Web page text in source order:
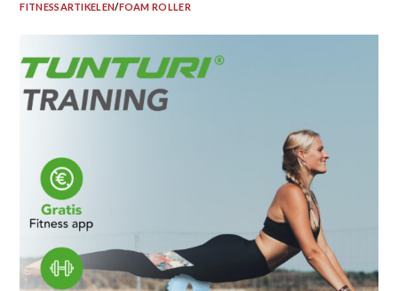
FITNESSARTIKELEN/FOAM ROLLER